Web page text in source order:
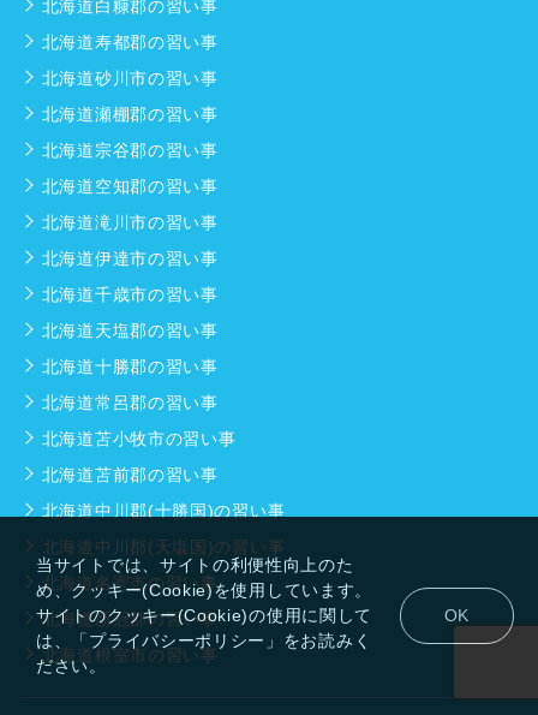
当サイトでは、サイトの利便性向上のた
め、クッキー(Cookie)を使用しています。
サイトのクッキー(Cookie)の使用に関して
は、「プライバシーポリシー」をお読みく
ださい。
OK
北海道白糠郡の習い事
北海道寿都郡の習い事
北海道砂川市の習い事
北海道瀬棚郡の習い事
北海道宗谷郡の習い事
北海道空知郡の習い事
北海道滝川市の習い事
北海道伊達市の習い事
北海道千歳市の習い事
北海道天塩郡の習い事
北海道十勝郡の習い事
北海道常呂郡の習い事
北海道苫小牧市の習い事
北海道苫前郡の習い事
北海道中川郡(十勝国)の習い事
北海道中川郡(天塩国)の習い事
北海道名寄市の習い事
北海道新冠郡の習い事
北海道根室市の習い事